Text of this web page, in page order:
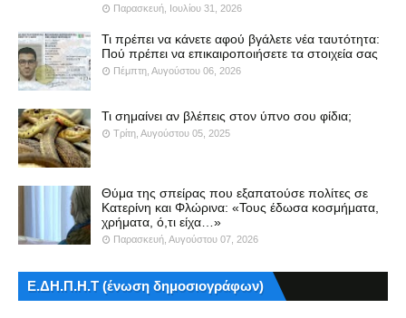
Παρασκευή, Ιουλίου 31, 2026
Τι πρέπει να κάνετε αφού βγάλετε νέα ταυτότητα:
Πού πρέπει να επικαιροποιήσετε τα στοιχεία σας
Πέμπτη, Αυγούστου 06, 2026
Τι σημαίνει αν βλέπεις στον ύπνο σου φίδια;
Τρίτη, Αυγούστου 05, 2025
Θύμα της σπείρας που εξαπατούσε πολίτες σε
Κατερίνη και Φλώρινα: «Τους έδωσα κοσμήματα,
χρήματα, ό,τι είχα…»
Παρασκευή, Αυγούστου 07, 2026
Ε.ΔΗ.Π.Η.Τ (ένωση δημοσιογράφων)